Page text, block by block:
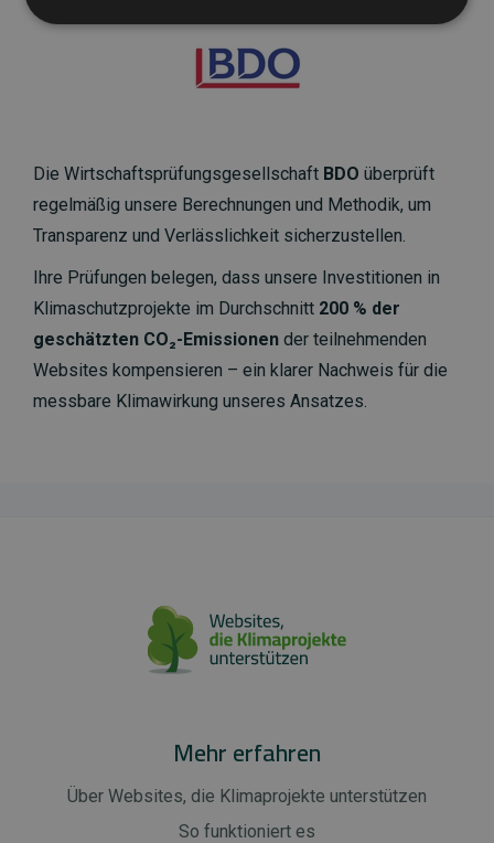
Die Wirtschaftsprüfungsgesellschaft BDO überprüft
regelmäßig unsere Berechnungen und Methodik, um
Transparenz und Verlässlichkeit sicherzustellen.
Ihre Prüfungen belegen, dass unsere Investitionen in
Klimaschutzprojekte im Durchschnitt 200 % der
geschätzten CO₂-Emissionen der teilnehmenden
Websites kompensieren – ein klarer Nachweis für die
messbare Klimawirkung unseres Ansatzes.
Mehr erfahren
Über Websites, die Klimaprojekte unterstützen
So funktioniert es